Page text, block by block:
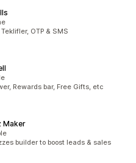
OTP & SMS
Rewards bar, Free Gifts, etc
Maker
builder to boost leads & sales